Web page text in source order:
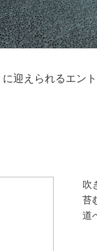
迎えられるエント
吹
苔
道